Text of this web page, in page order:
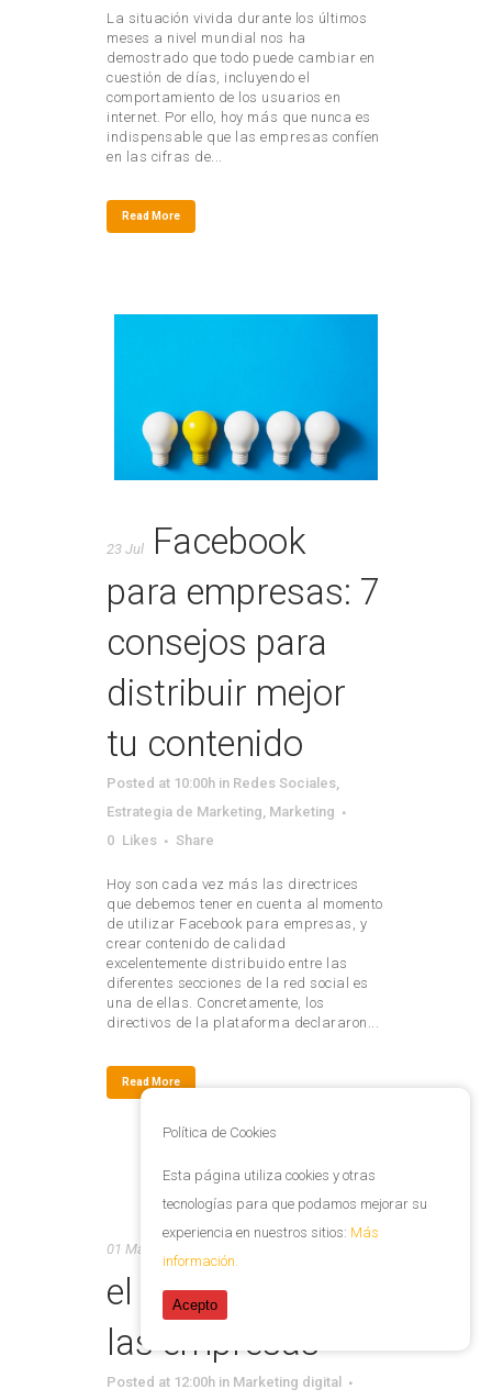
La situación vivida durante los últimos
meses a nivel mundial nos ha
demostrado que todo puede cambiar en
cuestión de días, incluyendo el
comportamiento de los usuarios en
internet. Por ello, hoy más que nunca es
indispensable que las empresas confíen
en las cifras de...
Read More
23 Jul
Facebook
para empresas: 7
consejos para
distribuir mejor
tu contenido
Posted at 10:00h in Redes Sociales
Estrategia de Marketing Marketing
0 Likes Share
Hoy son cada vez más las directrices
que debemos tener en cuenta al momento
de utilizar Facebook para empresas, y
crear contenido de calidad
excelentemente distribuido entre las
diferentes secciones de la red social es
una de ellas. Concretamente, los
directivos de la plataforma declararon...
Read More
01 May
Digitalización:
el salvavidas de
las empresas
Posted at 12:00h in Marketing digital
Política de Cookies
Esta página utiliza cookies y otras
tecnologías para que podamos mejorar su
experiencia en nuestros sitios: Más
información.
Acepto